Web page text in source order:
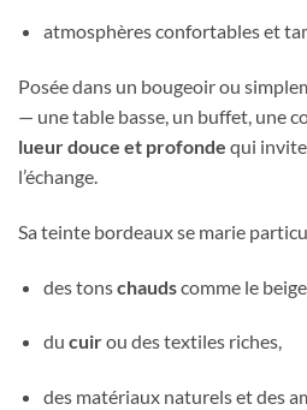
atmosphères confortables et
Posée dans un bougeoir ou
— une table basse, un buffet, une
lueur douce et profonde qui
l’échange.
Sa teinte bordeaux se marie
des tonschaudscomme le
du cuirou des textiles riches,
des matériaux naturels et des